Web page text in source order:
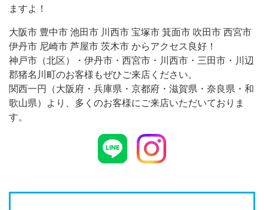
ますよ！
大阪市 豊中市 池田市 川西市 宝塚市 箕面市 吹田市 西宮市
伊丹市 尼崎市 芦屋市 茨木市 からアクセス良好！
神戸市（北区）・伊丹市・西宮市・川西市・三田市・川辺
郡猪名川町のお客様もぜひご来店ください。
関西一円（大阪府・兵庫県・京都府・滋賀県・奈良県・和
歌山県）より、多くのお客様にご来店いただいておりま
す。